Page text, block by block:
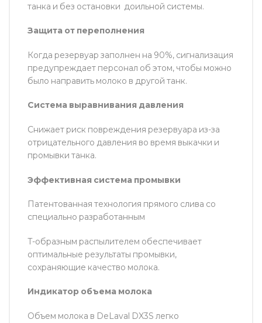
танка и без остановки доильной системы.
Защита от переполнения
Когда резервуар заполнен на 90%, сигнализация
предупреждает персонал об этом, чтобы можно
было направить молоко в другой танк.
Система выравнивания давления
Снижает риск повреждения резервуара из-за
отрицательного давления во время выкачки и
промывки танка.
Эффективная система промывки
Патентованная технология прямого слива со
специально разработанным
T-образным распылителем обеспечивает
оптимальные результаты промывки,
сохраняющие качество молока.
Индикатор объема молока
Объем молока в DeLaval DX3S легко